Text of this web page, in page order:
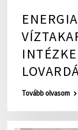
Tovább olvasom